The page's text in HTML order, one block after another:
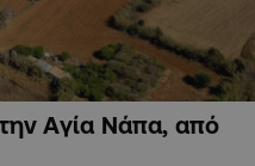
Αγία Νάπα, από